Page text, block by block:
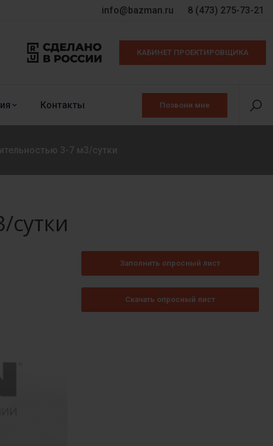
info@bazman.ru 8 (473) 275-73-21
КАБИНЕТ ПРОЕКТИРОВЩИКА
Контакты Позвони мне
3-7 м3/сутки
Заполнить опросный лист
Скачать опросный лист